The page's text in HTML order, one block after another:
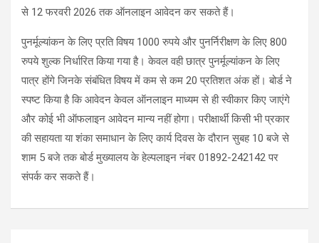
से 12 फरवरी 2026 तक ऑनलाइन आवेदन कर सकते हैं।
पुनर्मूल्यांकन के लिए प्रति विषय 1000 रुपये और पुनर्निरीक्षण के लिए 800
रुपये शुल्क निर्धारित किया गया है। केवल वही छात्र पुनर्मूल्यांकन के लिए
पात्र होंगे जिनके संबंधित विषय में कम से कम 20 प्रतिशत अंक हों। ​बोर्ड ने
स्पष्ट किया है कि आवेदन केवल ऑनलाइन माध्यम से ही स्वीकार किए जाएंगे
और कोई भी ऑफलाइन आवेदन मान्य नहीं होगा। परीक्षार्थी किसी भी प्रकार
की सहायता या शंका समाधान के लिए कार्य दिवस के दौरान सुबह 10 बजे से
शाम 5 बजे तक बोर्ड मुख्यालय के हेल्पलाइन नंबर 01892-242142 पर
संपर्क कर सकते हैं।